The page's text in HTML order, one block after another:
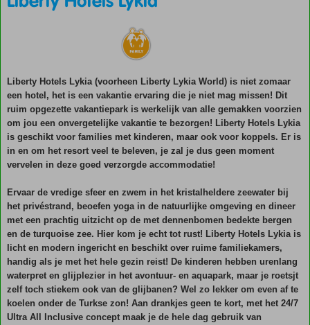
Liberty Hotels Lykia (voorheen Liberty Lykia World) is niet zomaar
een hotel, het is een vakantie ervaring die je niet mag missen! Dit
ruim opgezette vakantiepark is werkelijk van alle gemakken voorzien
om jou een onvergetelijke vakantie te bezorgen! Liberty Hotels Lykia
is geschikt voor families met kinderen, maar ook voor koppels. Er is
in en om het resort veel te beleven, je zal je dus geen moment
vervelen in deze goed verzorgde accommodatie!
Ervaar de vredige sfeer en zwem in het kristalheldere zeewater bij
het privéstrand, beoefen yoga in de natuurlijke omgeving en dineer
met een prachtig uitzicht op de met dennenbomen bedekte bergen
en de turquoise zee. Hier kom je echt tot rust! Liberty Hotels Lykia is
licht en modern ingericht en beschikt over ruime familiekamers,
handig als je met het hele gezin reist! De kinderen hebben urenlang
waterpret en glijplezier in het avontuur- en aquapark, maar je roetsjt
zelf toch stiekem ook van de glijbanen? Wel zo lekker om even af te
koelen onder de Turkse zon! Aan drankjes geen te kort, met het 24/7
Ultra All Inclusive concept maak je de hele dag gebruik van